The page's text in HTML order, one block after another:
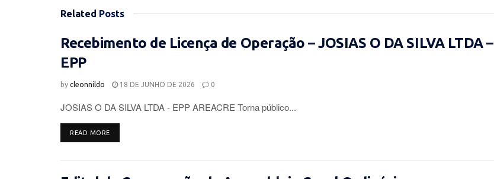
Related Posts
Recebimento de Licença de Operação – JOSIAS O DA SILVA LTDA –
EPP
by cleonnildo 18 DE JUNHO DE 2026 0
JOSIAS O DA SILVA LTDA - EPP AREACRE Torna público...
READ MOREDETAILS